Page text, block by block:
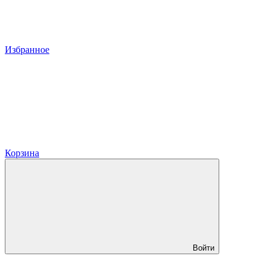
Избранное
Корзина
Войти